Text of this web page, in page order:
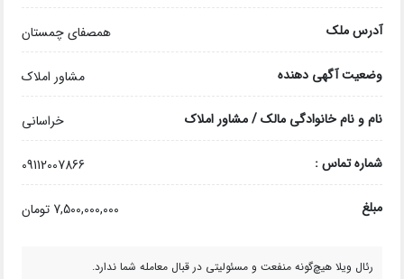
آدرس ملک همصفای چمستان
وضعیت آگهی دهنده مشاور املاک
نام و نام خانوادگی مالک / مشاور املاک خراسانی
شماره تماس : 09112007866
مبلغ 7,500,000,000 تومان
رئال ویلا هیچ‌گونه منفعت و مسئولیتی در قبال معامله شما ندارد.